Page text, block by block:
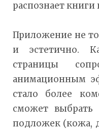
распознает книги
Приложение не
и эстетично.
страницы
анимационным
стало более
сможет
подложек (кожа,